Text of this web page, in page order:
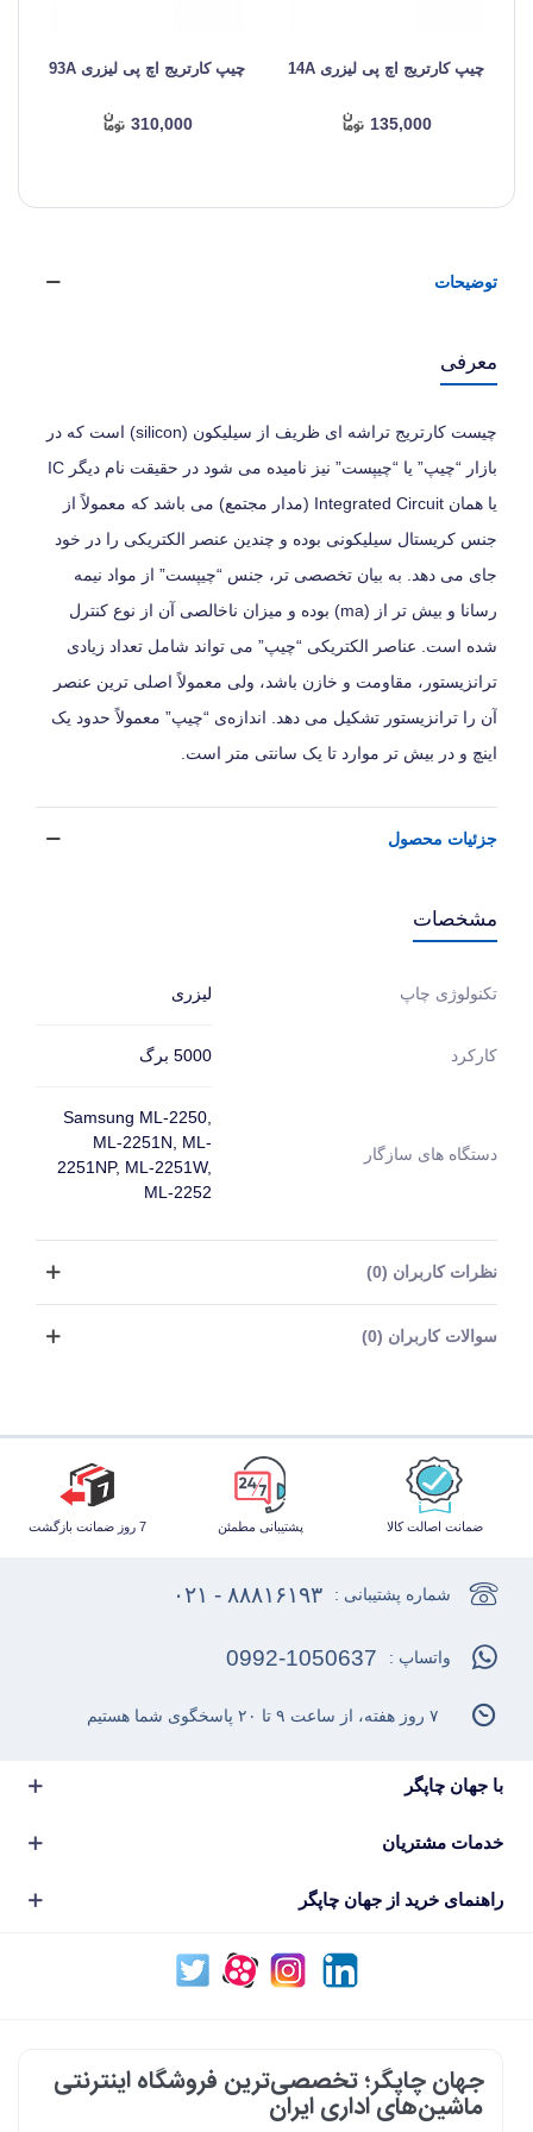
چیپ کارتریج اچ پی لیزری 14A
135,000
چیپ کارتریج اچ پی لیزری 93A
310,000
توضیحات
معرفی
چیست کارتریج تراشه ای ظریف از سیلیکون (silicon) است که در
بازار “چیپ” یا “چیپست” نیز نامیده می‌ شود در حقیقت نام دیگر IC
یا همان Integrated Circuit (مدار مجتمع) می‌ باشد که معمولاً از
جنس کریستال سیلیکونی بوده و چندین عنصر الکتریکی را در خود
جای می‌ دهد. به بیان تخصصی‌ تر، جنس “چیپست” از مواد نیمه‌
رسانا و بیش‌ تر از (ma) بوده و میزان ناخالصی آن از نوع کنترل
شده است. عناصر الکتریکی “چیپ” می‌ تواند شامل تعداد زیادی
ترانزیستور، مقاومت و خازن باشد، ولی معمولاً اصلی‌ ترین عنصر
آن را ترانزیستور تشکیل می‌ دهد. اندازه‌ی “چیپ” معمولاً حدود یک
اینچ و در بیش‌ تر موارد تا یک سانتی‌ متر است.
جزئیات محصول
مشخصات
تکنولوژی چاپ لیزری
کارکرد 5000 برگ
دستگاه های سازگار
Samsung ML-2250,
ML-2251N, ML-
2251NP, ML-2251W,
ML-2252
نظرات کاربران (0)
سوالات کاربران (0)
ضمانت اصالت کالا پشتیبانی مطمئن 7 روز ضمانت بازگشت
با جهان چاپگر
خدمات مشتریان
راهنمای خرید از جهان چاپگر
شماره پشتیبانی : ۸۸۸۱۶۱۹۳ - ۰۲۱
واتساپ : 0992-1050637
۷ روز هفته، از ساعت ۹ تا ۲۰ پاسخگوی شما هستیم
جهان چاپگر؛ تخصصی‌ترین فروشگاه اینترنتی
ماشین‌های اداری ایران